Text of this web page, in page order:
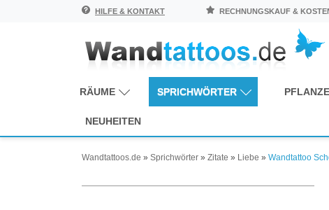
HILFE & KONTAKT RECHNUNGSKAUF &
RÄUME SPRICHWÖRTER
NEUHEITEN
Wandtattoos.de » Sprichwörter » Zitate » Liebe » Wandtattoo